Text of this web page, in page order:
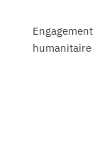
Engagement
humanitaire